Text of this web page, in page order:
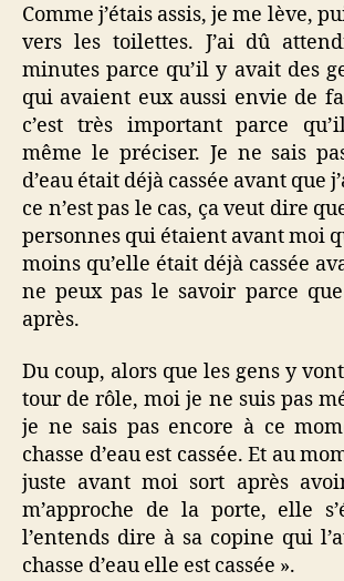
Comme j’étais assis, je me lève,
vers les toilettes. J’ai dû
minutes parce qu’il y avait des
qui avaient eux aussi envie de
c’est très important parce
même le préciser. Je ne sais
d’eau était déjà cassée avant que
ce n’est pas le cas, ça veut dire
personnes qui étaient avant moi
moins qu’elle était déjà cassée
ne peux pas le savoir parce
après.
Du coup, alors que les gens y
tour de rôle, moi je ne suis pas
je ne sais pas encore à ce
chasse d’eau est cassée. Et au
juste avant moi sort après
m’approche de la porte, elle
l’entends dire à sa copine qui
chasse d’eau elle est cassée ».